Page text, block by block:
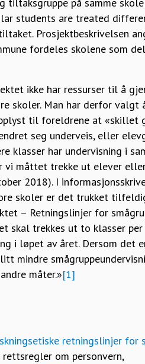
students are treated
Prosjektbeskrivelsen
fordeles skolene som
ikke har ressurser til å
skoler. Man har derfor valgt
til foreldrene at «skillet
seg underveis, eller
klasser har undervisning i
vi måttet trekke ut elever
2018). I
skoler er det trukket
– Retningslinjer for
skal trekkes ut to klasser
i løpet av året. Dersom det
mindre
måter.»[1]
retningslinjer for
rettsregler om personvern,